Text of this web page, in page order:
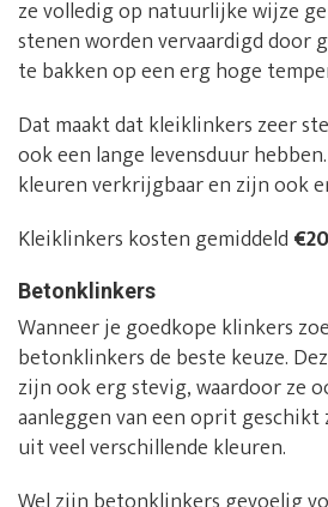
ze volledig op natuurlijke wijze
stenen worden vervaardigd door
te bakken op een erg hoge
Dat maakt dat kleiklinkers zeer
ook een lange levensduur
kleuren verkrijgbaar en zijn ook
Kleiklinkers kosten gemiddeld
Betonklinkers
Wanneer je goedkope klinkers
betonklinkers de beste keuze.
zijn ook erg stevig, waardoor ze
aanleggen van een oprit geschikt
uit veel verschillende kleuren.